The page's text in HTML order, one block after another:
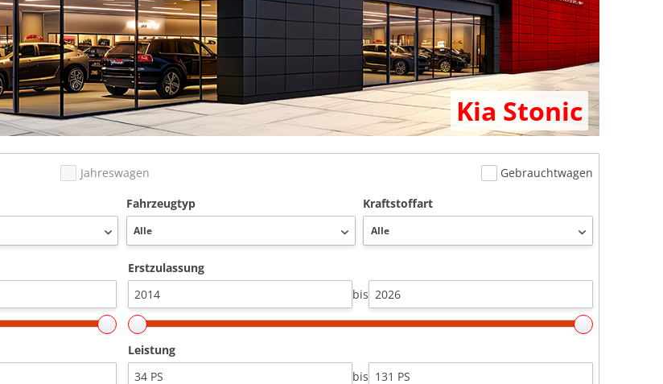
Kia Stonic
Jahreswagen
Gebrauchtwagen
Fahrzeugtyp Kraftstoffart
Erstzulassung
bis
Leistung
bis